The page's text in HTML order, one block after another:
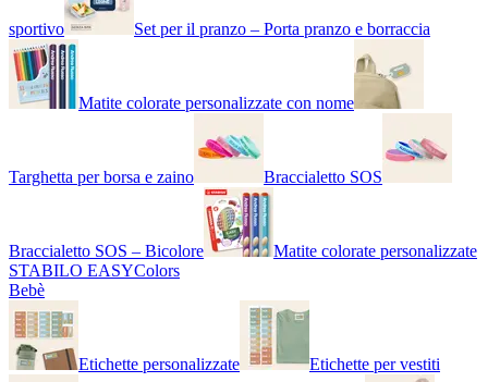
sportivo Set per il pranzo – Porta pranzo e borraccia
Matite colorate personalizzate con nome
Targhetta per borsa e zaino Braccialetto SOS
Braccialetto SOS – Bicolore
Matite colorate personalizzate
STABILO EASYColors
Bebè
Etichette personalizzate Etichette per vestiti